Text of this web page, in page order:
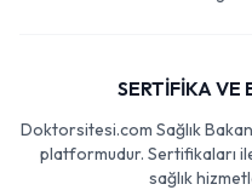
SERTİFİKA VE
Doktorsitesi.com Sağlık
platformudur. Sertifikaları
sağlık